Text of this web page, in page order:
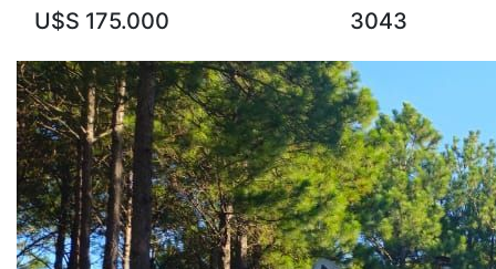
U$S 175.000 3043